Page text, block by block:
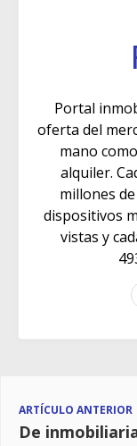
Portal
oferta del
mano
alquiler.
millones
dispositivos
vistas y
ARTÍCULO ANTERIOR
De